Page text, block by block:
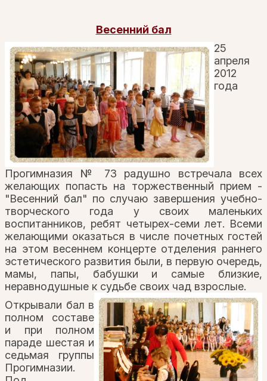
Весенний бал
25
апреля
2012
года
Прогимназия № 73 радушно встречала всех
желающих попасть на торжественный прием -
"Весенний бал" по случаю завершения учебно-
творческого года у своих маленьких
воспитанников, ребят четырех-семи лет. Всеми
желающими оказаться в числе почетных гостей
на этом весеннем концерте отделения раннего
эстетического развития были, в первую очередь,
мамы, папы, бабушки и самые близкие,
неравнодушные к судьбе своих чад взрослые.
Открывали бал в
полном составе
и при полном
параде шестая и
седьмая группы
Прогимназии.